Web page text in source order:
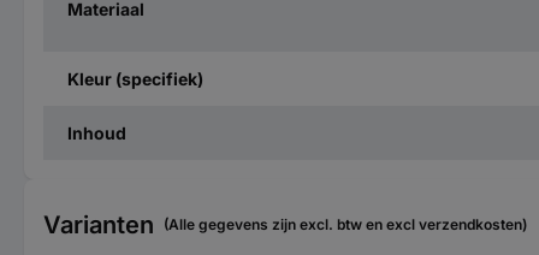
Materiaal
Kleur (specifiek)
Inhoud
Varianten (Alle gegevens zijn excl. btw en excl verzendkosten)